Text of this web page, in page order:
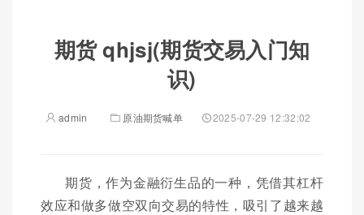
期货 qhjsj(期货交易入门知
识)
admin 原油期货喊单 2025-07-29 12:32:02
期货，作为金融衍生品的一种，凭借其杠杆
效应和做多做空双向交易的特性，吸引了越来越